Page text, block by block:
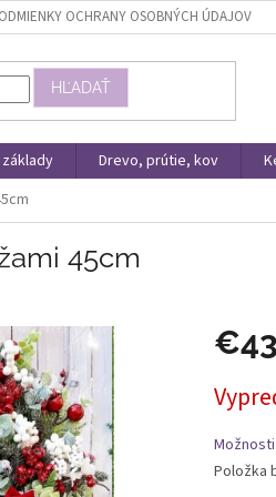
OCHRANY OSOBNÝCH ÚDAJOV
HĽADAŤ
Drevo, prútie, kov
45cm
€43
cena:
Položka